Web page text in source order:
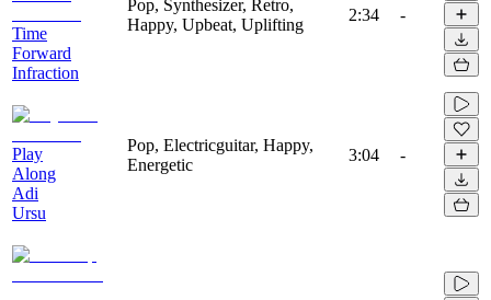
Time
Forward
Infraction
Pop, Synthesizer, Retro,
Happy, Upbeat, Uplifting
2:34 -
Play
Along
Adi
Ursu
Pop, Electricguitar, Happy,
Energetic
3:04 -